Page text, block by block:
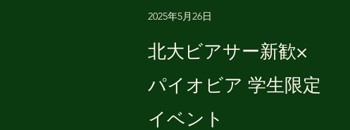
2025年5月26日
北大ビアサー新歓×
パイオビア 学生限定
イベント